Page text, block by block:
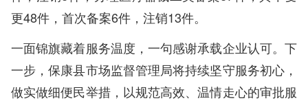
更48件，首次备案6件，注销13件。
一面锦旗藏着服务温度，一句感谢承载企业认可。下
一步，保康县市场监督管理局将持续坚守服务初心，
做实做细便民举措，以规范高效、温情走心的审批服